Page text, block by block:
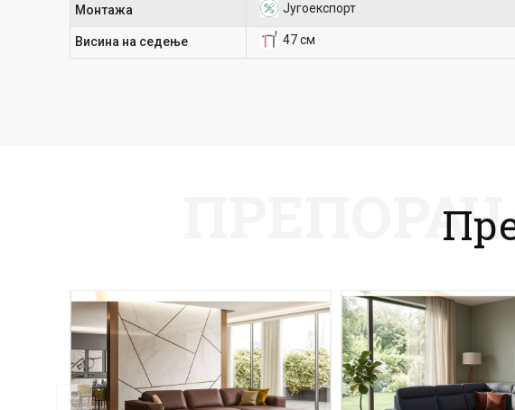
Mонтажа Југоекспорт
Висина на седење 47 см